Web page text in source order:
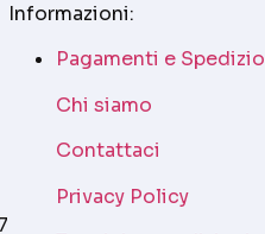
Informazioni:
Pagamenti e
Chi siamo
Contattaci
Privacy Policy